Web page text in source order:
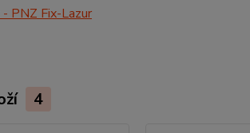
PNZ Fix-Lazur
4